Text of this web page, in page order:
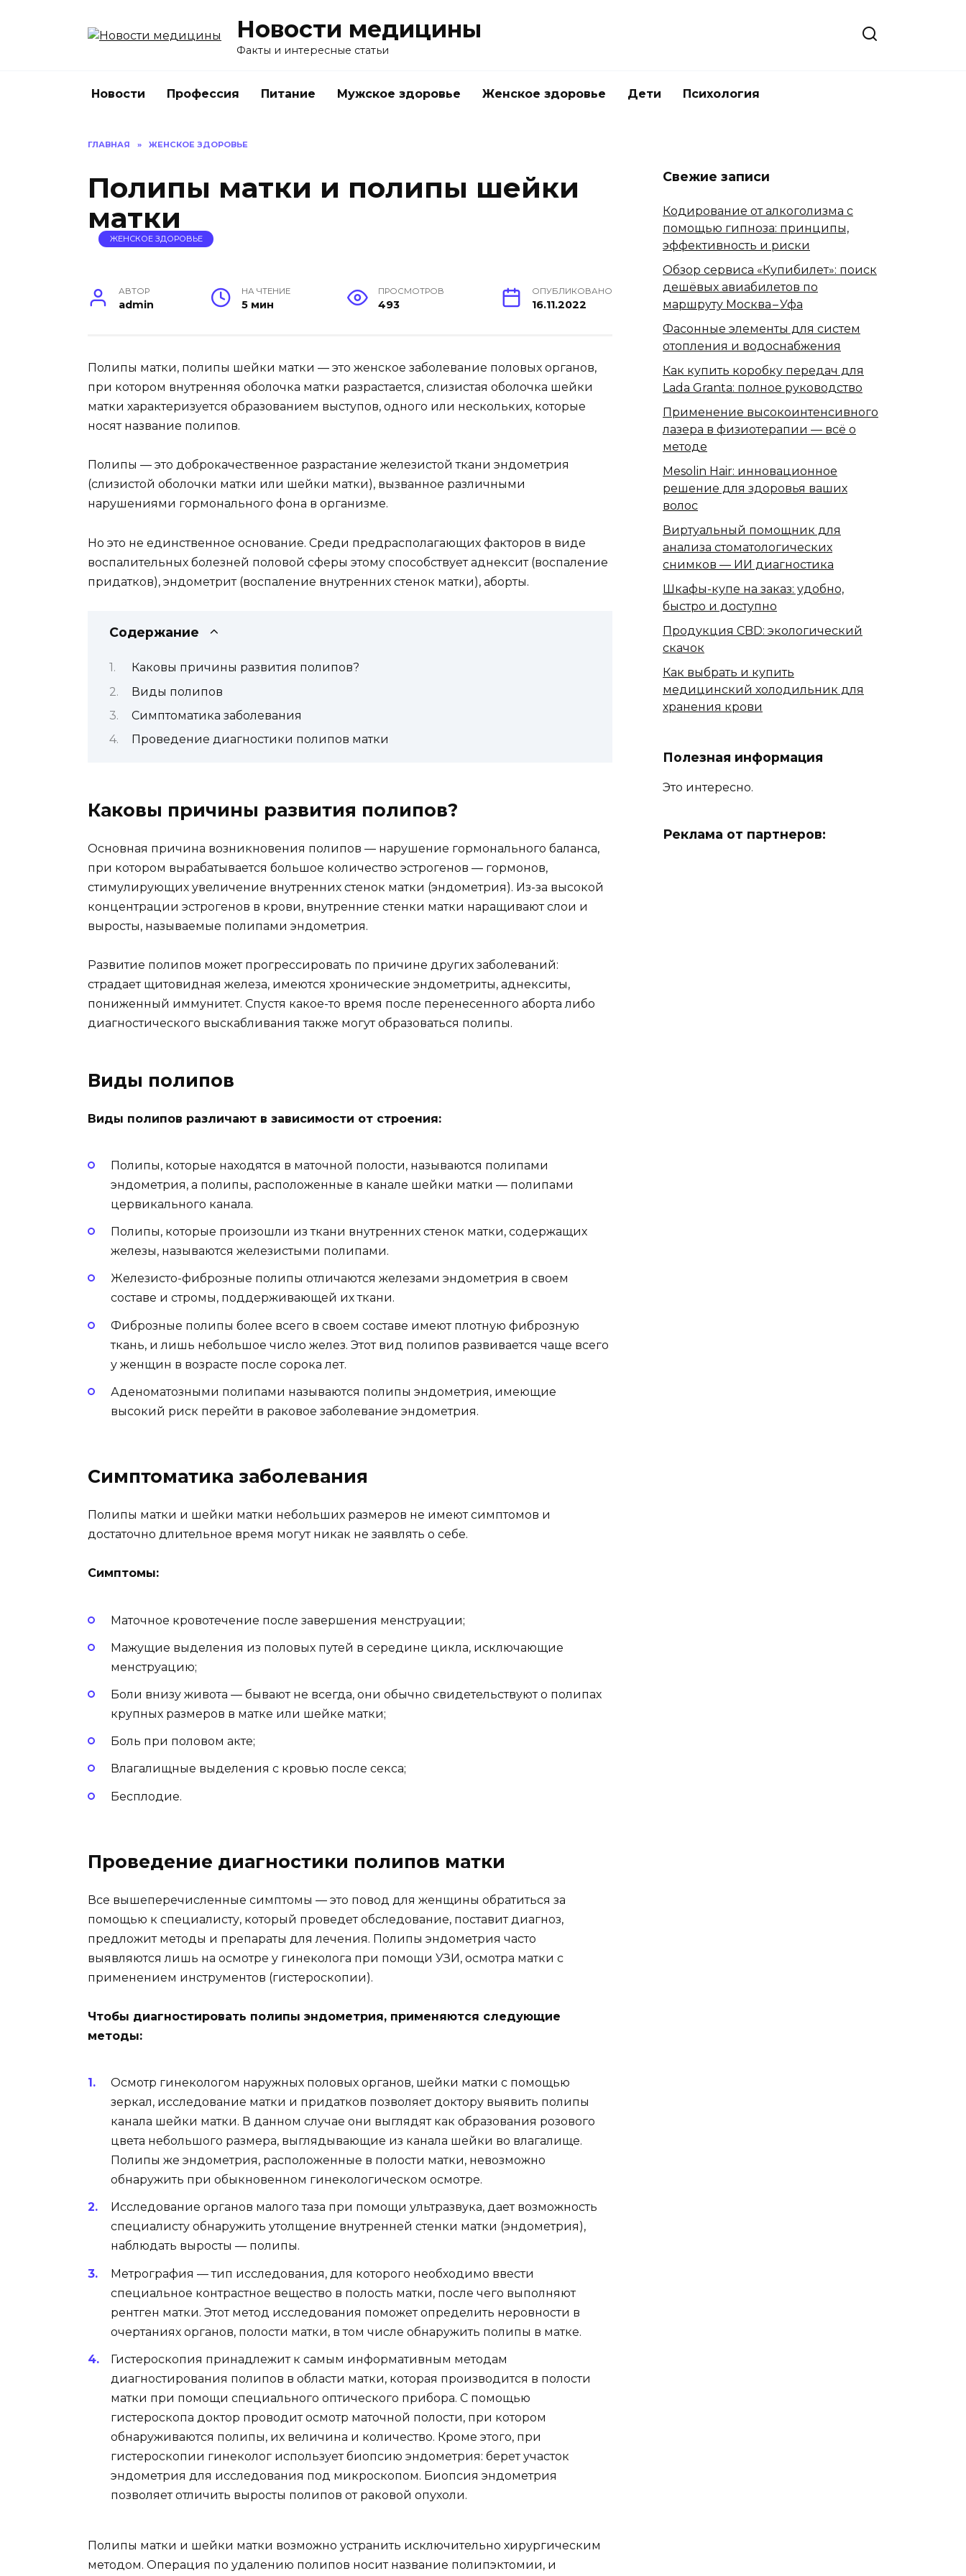
Новости медицины
Факты и интересные статьи
Новости Профессия Питание Мужское здоровье Женское здоровье Дети Психология
ГЛАВНАЯ » ЖЕНСКОЕ ЗДОРОВЬЕ
Полипы матки и полипы шейки
матки
ЖЕНСКОЕ ЗДОРОВЬЕ
АВТОР
admin
НА ЧТЕНИЕ
5 мин
ПРОСМОТРОВ
493
ОПУБЛИКОВАНО
16.11.2022
Полипы матки, полипы шейки матки — это женское заболевание половых органов,
при котором внутренняя оболочка матки разрастается, слизистая оболочка шейки
матки характеризуется образованием выступов, одного или нескольких, которые
носят название полипов.
Полипы — это доброкачественное разрастание железистой ткани эндометрия
(слизистой оболочки матки или шейки матки), вызванное различными
нарушениями гормонального фона в организме.
Но это не единственное основание. Среди предрасполагающих факторов в виде
воспалительных болезней половой сферы этому способствует аднексит (воспаление
придатков), эндометрит (воспаление внутренних стенок матки), аборты.
Содержание
Каковы причины развития полипов?
Виды полипов
Симптоматика заболевания
Проведение диагностики полипов матки
Каковы причины развития полипов?
Основная причина возникновения полипов — нарушение гормонального баланса,
при котором вырабатывается большое количество эстрогенов — гормонов,
стимулирующих увеличение внутренних стенок матки (эндометрия). Из-за высокой
концентрации эстрогенов в крови, внутренние стенки матки наращивают слои и
выросты, называемые полипами эндометрия.
Развитие полипов может прогрессировать по причине других заболеваний:
страдает щитовидная железа, имеются хронические эндометриты, аднекситы,
пониженный иммунитет. Спустя какое-то время после перенесенного аборта либо
диагностического выскабливания также могут образоваться полипы.
Виды полипов
Виды полипов различают в зависимости от строения:
Полипы, которые находятся в маточной полости, называются полипами
эндометрия, а полипы, расположенные в канале шейки матки — полипами
цервикального канала.
Полипы, которые произошли из ткани внутренних стенок матки, содержащих
железы, называются железистыми полипами.
Железисто-фиброзные полипы отличаются железами эндометрия в своем
составе и стромы, поддерживающей их ткани.
Фиброзные полипы более всего в своем составе имеют плотную фиброзную
ткань, и лишь небольшое число желез. Этот вид полипов развивается чаще всего
у женщин в возрасте после сорока лет.
Аденоматозными полипами называются полипы эндометрия, имеющие
высокий риск перейти в раковое заболевание эндометрия.
Симптоматика заболевания
Полипы матки и шейки матки небольших размеров не имеют симптомов и
достаточно длительное время могут никак не заявлять о себе.
Симптомы:
Маточное кровотечение после завершения менструации;
Мажущие выделения из половых путей в середине цикла, исключающие
менструацию;
Боли внизу живота — бывают не всегда, они обычно свидетельствуют о полипах
крупных размеров в матке или шейке матки;
Боль при половом акте;
Влагалищные выделения с кровью после секса;
Бесплодие.
Проведение диагностики полипов матки
Все вышеперечисленные симптомы — это повод для женщины обратиться за
помощью к специалисту, который проведет обследование, поставит диагноз,
предложит методы и препараты для лечения. Полипы эндометрия часто
выявляются лишь на осмотре у гинеколога при помощи УЗИ, осмотра матки с
применением инструментов (гистероскопии).
Чтобы диагностировать полипы эндометрия, применяются следующие
методы:
Осмотр гинекологом наружных половых органов, шейки матки с помощью
зеркал, исследование матки и придатков позволяет доктору выявить полипы
канала шейки матки. В данном случае они выглядят как образования розового
цвета небольшого размера, выглядывающие из канала шейки во влагалище.
Полипы же эндометрия, расположенные в полости матки, невозможно
обнаружить при обыкновенном гинекологическом осмотре.
Исследование органов малого таза при помощи ультразвука, дает возможность
специалисту обнаружить утолщение внутренней стенки матки (эндометрия),
наблюдать выросты — полипы.
Метрография — тип исследования, для которого необходимо ввести
специальное контрастное вещество в полость матки, после чего выполняют
рентген матки. Этот метод исследования поможет определить неровности в
очертаниях органов, полости матки, в том числе обнаружить полипы в матке.
Гистероскопия принадлежит к самым информативным методам
диагностирования полипов в области матки, которая производится в полости
матки при помощи специального оптического прибора. С помощью
гистероскопа доктор проводит осмотр маточной полости, при котором
обнаруживаются полипы, их величина и количество. Кроме этого, при
гистероскопии гинеколог использует биопсию эндометрия: берет участок
эндометрия для исследования под микроскопом. Биопсия эндометрия
позволяет отличить выросты полипов от раковой опухоли.
Полипы матки и шейки матки возможно устранить исключительно хирургическим
методом. Операция по удалению полипов носит название полипэктомии, и
Свежие записи
Кодирование от алкоголизма с
помощью гипноза: принципы,
эффективность и риски
Обзор сервиса «Купибилет»: поиск
дешёвых авиабилетов по
маршруту Москва – Уфа
Фасонные элементы для систем
отопления и водоснабжения
Как купить коробку передач для
Lada Granta: полное руководство
Применение высокоинтенсивного
лазера в физиотерапии — всё о
методе
Mesolin Hair: инновационное
решение для здоровья ваших
волос
Виртуальный помощник для
анализа стоматологических
снимков — ИИ диагностика
Шкафы-купе на заказ: удобно,
быстро и доступно
Продукция CBD: экологический
скачок
Как выбрать и купить
медицинский холодильник для
хранения крови
Полезная информация
Это интересно.
Реклама от партнеров: